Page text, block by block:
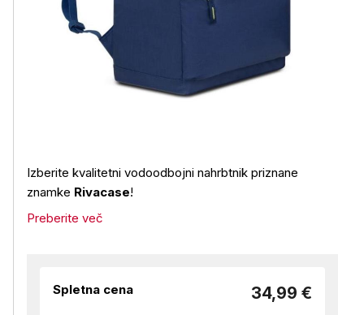
Izberite kvalitetni vodoodbojni nahrbtnik priznane
znamke Rivacase!
Preberite več
Spletna cena 34,99 €